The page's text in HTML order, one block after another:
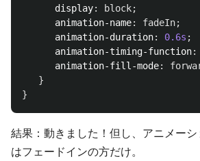
display: block;
animation-name: fadeIn;
animation-duration: 0.6s ;
animation-timing-function:
animation-fill-mode:
}
}
結果：動きました！但し、アニメー
はフェードインの方だけ。